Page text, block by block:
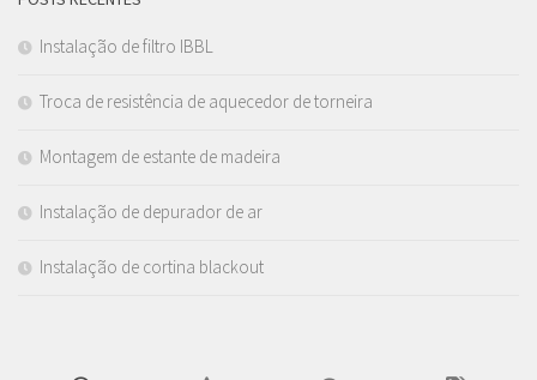
Instalação de filtro IBBL
Troca de resistência de aquecedor de torneira
Montagem de estante de madeira
Instalação de depurador de ar
Instalação de cortina blackout